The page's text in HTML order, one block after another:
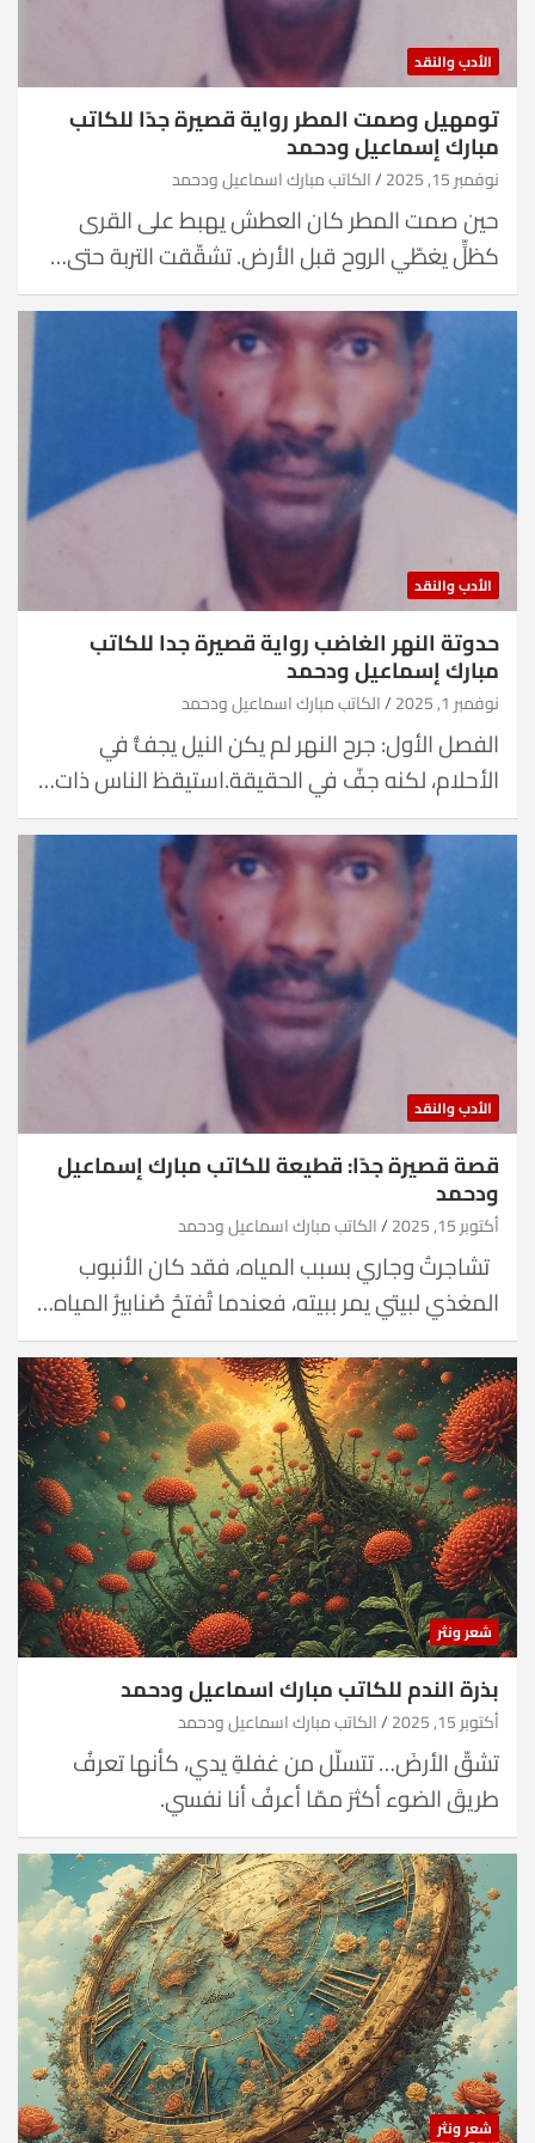
الأدب والنقد
تومهيل وصمت المطر رواية قصيرة جدًا للكاتب
مبارك إسماعيل ودحمد
نوفمبر 15, 2025 الكاتب مبارك اسماعيل ودحمد
حين صمت المطر كان العطش يهبط على القرى
كظلٍّ يغطّي الروح قبل الأرض. تشقّقت التربة حتى…
الأدب والنقد
حدوتة النهر الغاضب رواية قصيرة جدا للكاتب
مبارك إسماعيل ودحمد
نوفمبر 1, 2025 الكاتب مبارك اسماعيل ودحمد
الفصل الأول: جرح النهر لم يكن النيل يجفُّ في
الأحلام، لكنه جفّ في الحقيقة.استيقظ الناس ذات…
الأدب والنقد
قصة قصيرة جدًا: قطيعة للكاتب مبارك إسماعيل
ودحمد
أكتوبر 15, 2025 الكاتب مبارك اسماعيل ودحمد
تشاجرتُ وجاري بسبب المياه، فقد كان الأنبوب
المغذي لبيتي يمر ببيته، فعندما تُفتحُ صُنابيرُ المياه…
شعر ونثر
بذرة الندم للكاتب مبارك اسماعيل ودحمد
أكتوبر 15, 2025 الكاتب مبارك اسماعيل ودحمد
تشقّ الأرضَ… تتسلّل من غفلةِ يدي، كأنها تعرفُ
طريقَ الضوء أكثرَ ممّا أعرفُ أنا نفسي.
شعر ونثر